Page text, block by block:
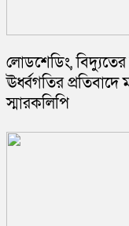
লোডশেডিং, বিদ্যুতের
ঊর্ধ্বগতির
স্মারকলিপি